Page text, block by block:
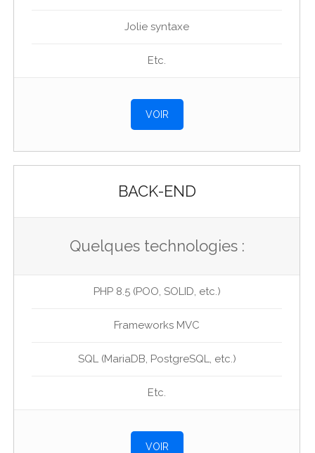
Jolie syntaxe
Etc.
VOIR
BACK-END
Quelques technologies :
PHP 8.5 (POO, SOLID, etc.)
Frameworks MVC
SQL (MariaDB, PostgreSQL, etc.)
Etc.
VOIR